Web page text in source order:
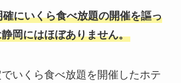
にいくら食べ放題の開催を謳っ
岡にはほぼありません。
いくら食べ放題を開催したホテ